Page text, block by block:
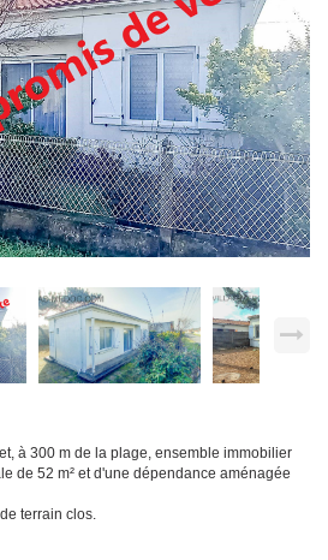
à 300 m de la plage, ensemble immobilier
de 52 m² et d'une dépendance aménagée
terrain clos.